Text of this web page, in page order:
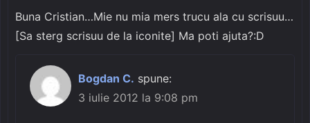
Buna Cristian…Mie nu mia mers trucu ala cu scrisuu…
[Sa sterg scrisuu de la iconite] Ma poti ajuta?:D
Bogdan C. spune:
3 iulie 2012 la 9:08 pm